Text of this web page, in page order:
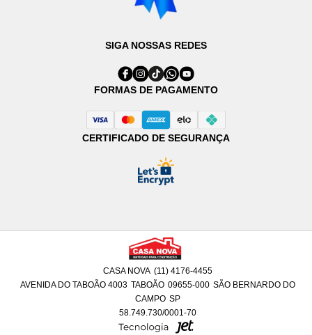
SIGA NOSSAS REDES
FORMAS DE PAGAMENTO
CERTIFICADO DE SEGURANÇA
CASA NOVA (11) 4176-4455
AVENIDA DO TABOÃO 4003 TABOÃO 09655-000 SÃO BERNARDO DO
CAMPO SP
58.749.730/0001-70